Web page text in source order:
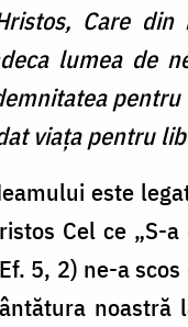
Care
lumea de
viața pentru
este
Cel ce „S-
5, 2) ne-a